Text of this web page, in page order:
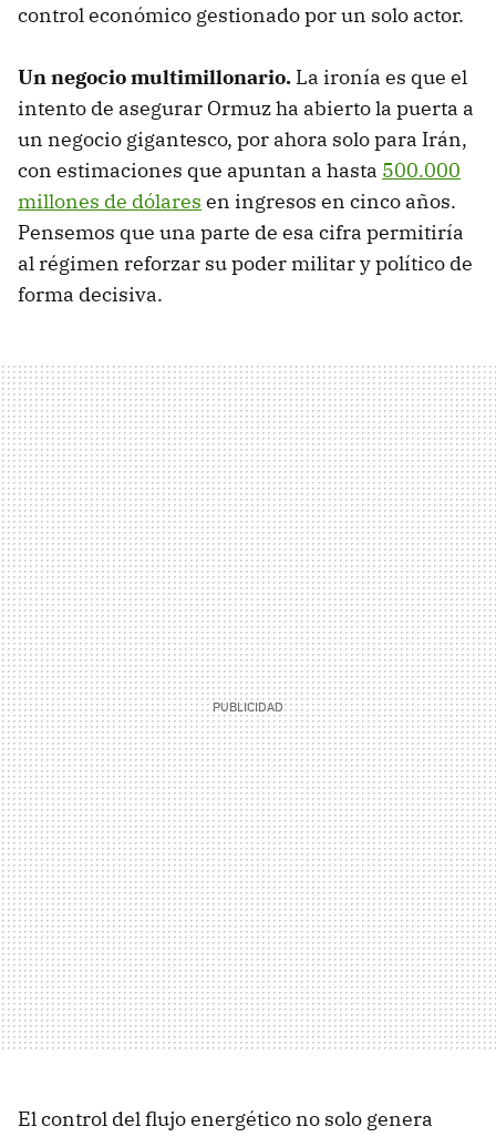
control económico gestionado por un solo actor.
Un negocio multimillonario. La ironía es que el
intento de asegurar Ormuz ha abierto la puerta a
un negocio gigantesco, por ahora solo para Irán,
con estimaciones que apuntan a hasta 500.000
millones de dólares en ingresos en cinco años.
Pensemos que una parte de esa cifra permitiría
al régimen reforzar su poder militar y político de
forma decisiva.
El control del flujo energético no solo genera